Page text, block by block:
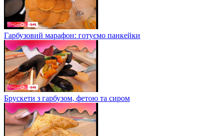
Гарбузовий марафон: готуємо панкейки
Брускети з гарбузом, фетою та сиром